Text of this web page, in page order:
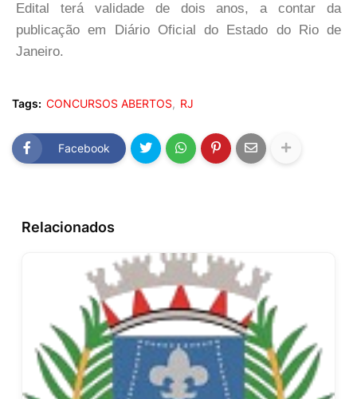
Edital terá validade de dois anos, a contar da
publicação em Diário Oficial do Estado do Rio de
Janeiro.
Tags: CONCURSOS ABERTOS RJ
Facebook
Relacionados